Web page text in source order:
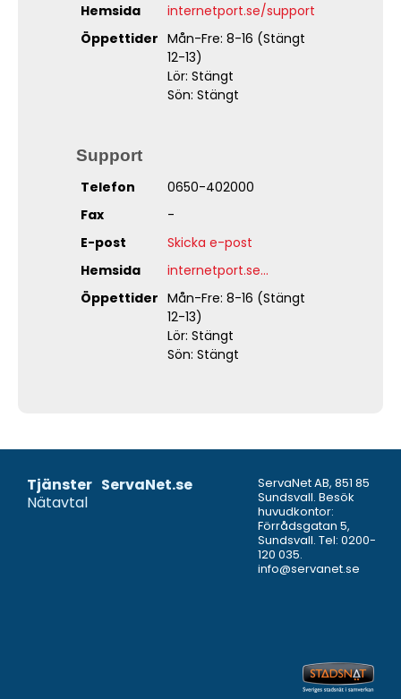
Hemsida
internetport.se/support
Öppettider Mån-Fre: 8-16 (Stängt
12-13)
Lör: Stängt
Sön: Stängt
Support
Telefon
0650-402000
Fax
-
E-post
Skicka e-post
Hemsida
internetport.se...
Öppettider Mån-Fre: 8-16 (Stängt
12-13)
Lör: Stängt
Sön: Stängt
Tjänster
Nätavtal
ServaNet.se
ServaNet AB, 851 85
Sundsvall. Besök
huvudkontor:
Förrådsgatan 5,
Sundsvall. Tel: 0200-
120 035.
info@servanet.se